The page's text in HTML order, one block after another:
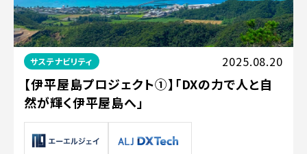
サステナビリティ 2025.08.20
【伊平屋島プロジェクト①】「DXの力で人と自
然が輝く伊平屋島へ」